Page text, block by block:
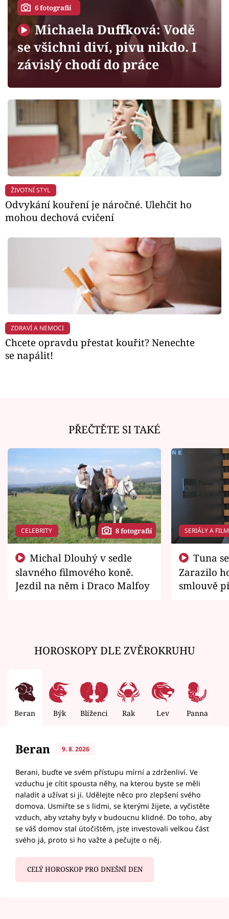
Sledujte prima+
Filmový festival Karlovy Vary
Mámy sobě
Přihlášení
Sledujte nás
6 fotografií
Michaela Duffková: Vodě
se všichni diví, pivu nikdo. I
závislý chodí do práce
ŽIVOTNÍ STYL
Odvykání kouření je náročné. Ulehčit ho
mohou dechová cvičení
ZDRAVÍ A NEMOCI
Chcete opravdu přestat kouřit? Nenechte
se napálit!
PŘEČTĚTE SI TAKÉ
CELEBRITY 8 fotografií
slavného filmového koně.
Jezdil na něm i Draco Malfoy
SERIÁLY A
Zarazilo
smlouvě
HOROSKOPY DLE ZVĚROKRUHU
Beran Býk Blíženci Rak Lev Panna
Beran 9. 8. 2026
Berani, buďte ve svém přístupu mírní a zdrženliví. Ve
vzduchu je cítit spousta něhy, na kterou byste se měli
naladit a užívat si ji. Udělejte něco pro zlepšení svého
domova. Usmiřte se s lidmi, se kterými žijete, a vyčistěte
vzduch, aby vztahy byly v budoucnu klidné. Do toho, aby
se váš domov stal útočištěm, jste investovali velkou část
svého já, proto si ho važte a pečujte o něj.
CELÝ HOROSKOP PRO DNEŠNÍ DEN